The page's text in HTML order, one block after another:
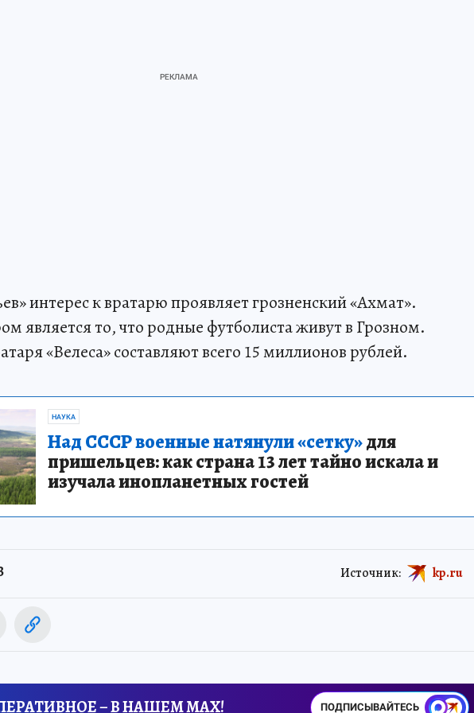
интерес к вратарю проявляет грозненский «Ахмат».
является то, что родные футболиста живут в Грозном.
«Велеса» составляют всего 15 миллионов рублей.
НАУКА
Над СССР военные натянули «сетку»для
пришельцев: как страна 13 лет тайно искала и
изучала инопланетных гостей
Источник: kp.ru
– В НАШЕМ MAX! ПОДПИСЫВАЙТЕСЬ